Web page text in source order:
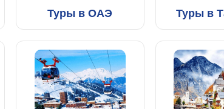
Туры в ОАЭ Туры в